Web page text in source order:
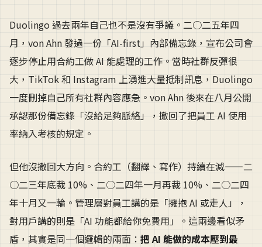
Duolingo 過去兩年自己也不是沒有爭議。二○二五年四
月，von Ahn 發過一份「AI-first」內部備忘錄，宣布公司會
逐步停止用合約工做 AI 能處理的工作。當時社群反彈很
大，TikTok 和 Instagram 上湧進大量抵制訊息，Duolingo
一度刪掉自己所有社群內容應急。von Ahn 後來在八月公開
承認那份備忘錄「沒給足夠脈絡」，撤回了把員工 AI 使用
率納入考核的規定。
但他沒撤回大方向。合約工（翻譯、寫作）持續在減——二
○二三年底裁 10%、二○二四年一月再裁 10%、二○二四
年十月又一輪。管理層對員工講的是「擁抱 AI 或走人」，
對用戶講的則是「AI 功能都給你免費用」。這兩邊看似矛
盾，其實是同一個邏輯的兩面： 把 AI 能做的成本壓到最